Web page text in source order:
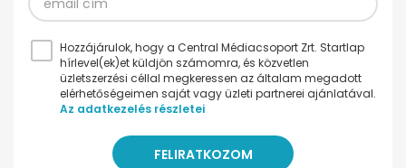
Hozzájárulok, hogy a Central Médiacsoport Zrt. Startlap
hírlevel(ek)et küldjön számomra, és közvetlen
üzletszerzési céllal megkeressen az általam megadott
elérhetőségeimen saját vagy üzleti partnerei ajánlatával.
Az adatkezelés részletei